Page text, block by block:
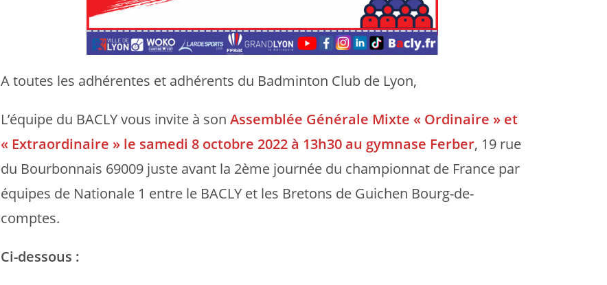
A toutes les adhérentes et adhérents du Badminton Club de Lyon,
L’équipe du BACLY vous invite à son Assemblée Générale Mixte « Ordinaire » et
« Extraordinaire » le samedi 8 octobre 2022 à 13h30 au gymnase Ferber, 19 rue
du Bourbonnais 69009 juste avant la 2ème journée du championnat de France par
équipes de Nationale 1 entre le BACLY et les Bretons de Guichen Bourg-de-
comptes.
Ci-dessous :